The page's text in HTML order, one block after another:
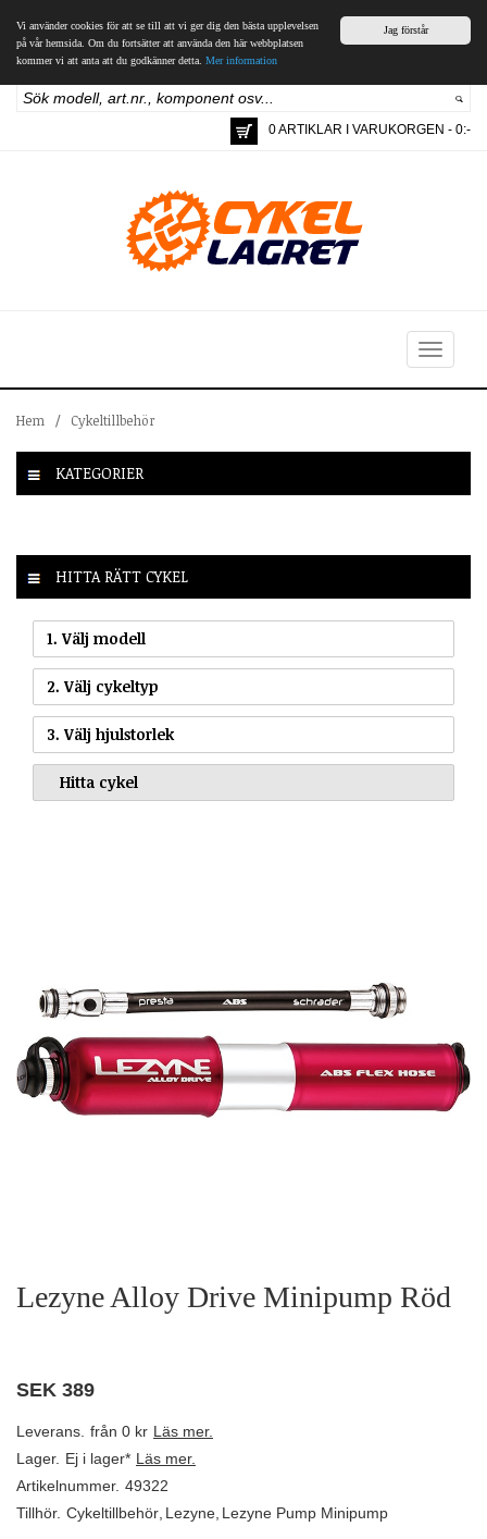
Jag förstår
Vi använder cookies för att se till att vi ger dig den bästa upplevelsen
på vår hemsida. Om du fortsätter att använda den här webbplatsen
kommer vi att anta att du godkänner detta. Mer information
0 ARTIKLAR I VARUKORGEN - 0:-
Toggle
navigation
Hem / Cykeltillbehör
KATEGORIER
HITTA RÄTT CYKEL
1. Välj modell
2. Välj cykeltyp
3. Välj hjulstorlek
Lezyne Alloy Drive Minipump Röd
SEK 389
Leverans. från 0 kr Läs mer.
Lager. Ej i lager* Läs mer.
Artikelnummer. 49322
Tillhör. Cykeltillbehör Lezyne Lezyne Pump Minipump